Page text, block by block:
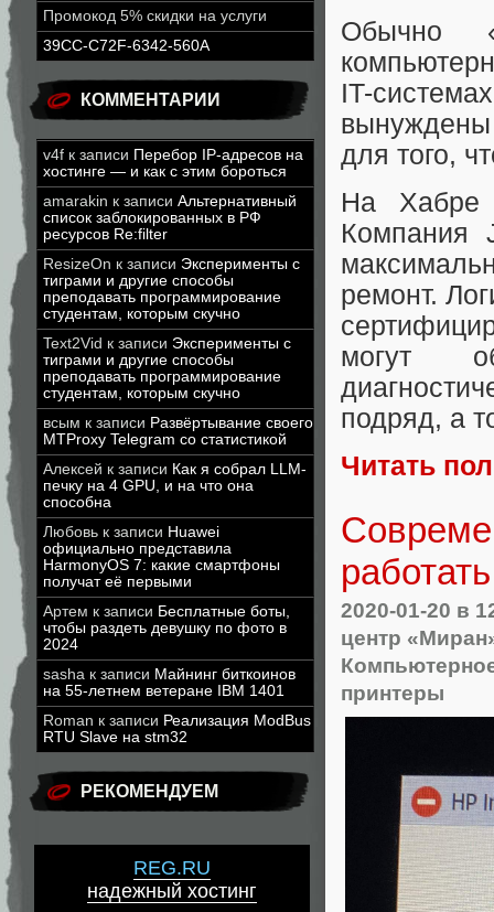
Промокод 5% скидки на услуги
39CC-C72F-6342-560A
КОММЕНТАРИИ
v4f к записи Перебор IP-адресов на
хостинге — и как с этим бороться
amarakin к записи Альтернативный
список заблокированных в РФ
ресурсов Re:filter
ResizeOn к записи Эксперименты с
тиграми и другие способы
преподавать программирование
студентам, которым скучно
Text2Vid к записи Эксперименты с
тиграми и другие способы
преподавать программирование
студентам, которым скучно
всым к записи Развёртывание своего
MTProxy Telegram со статистикой
Алексей к записи Как я собрал LLM-
печку на 4 GPU, и на что она
способна
Любовь к записи Huawei
официально представила
HarmonyOS 7: какие смартфоны
получат её первыми
Артем к записи Бесплатные боты,
чтобы раздеть девушку по фото в
2024
sasha к записи Майнинг биткоинов
на 55-летнем ветеране IBM 1401
Roman к записи Реализация ModBus
RTU Slave на stm32
РЕКОМЕНДУЕМ
REG.RU
надежный хостинг
Обычно
IT-
вынуждены
для того,
На
Компания
ремонт.
могут
подряд, а
Читать
2020-01-20 в
центр
принтеры